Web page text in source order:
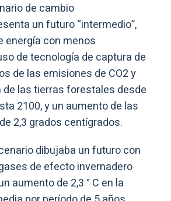
de cambio
un futuro “intermedio”,
energía con menos
de tecnología de captura de
de las emisiones de CO2 y
de las tierras forestales desde
2100, y un aumento de las
2,3 grados centígrados.
dibujaba un futuro con
de efecto invernadero
aumento de 2,3 ° C en la